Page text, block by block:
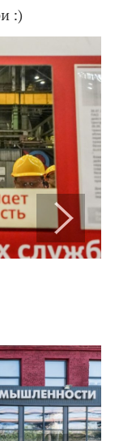
:)